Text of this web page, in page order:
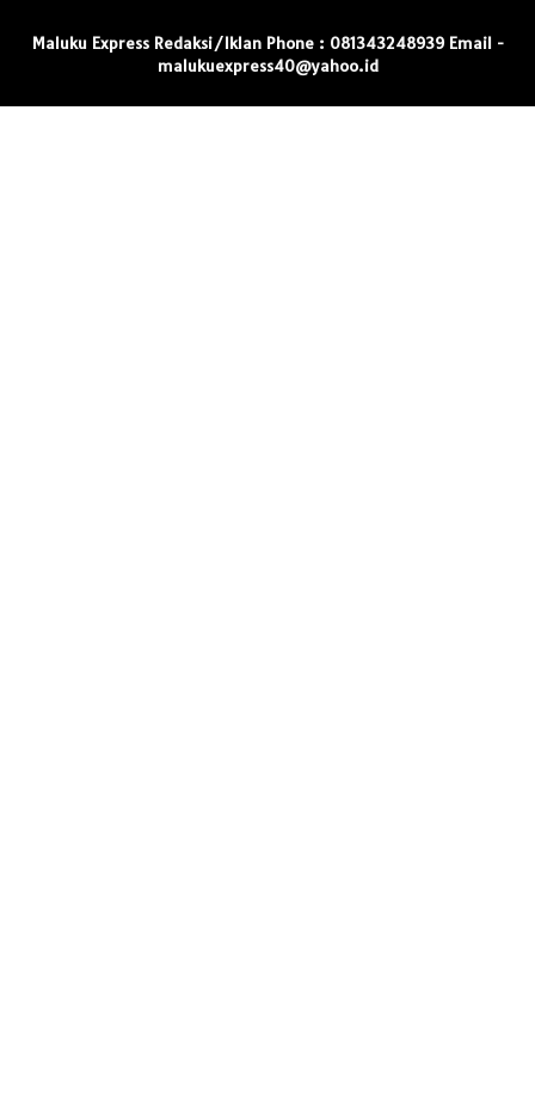
Maluku Express Redaksi/Iklan Phone : 081343248939 Email -
malukuexpress40@yahoo.id